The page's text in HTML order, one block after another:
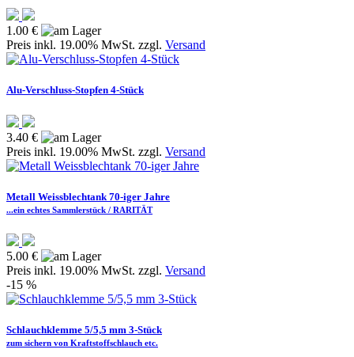
1.00 €
Preis inkl. 19.00% MwSt. zzgl. Versand
Alu-Verschluss-Stopfen 4-Stück
3.40 €
Preis inkl. 19.00% MwSt. zzgl. Versand
Metall Weissblechtank 70-iger Jahre
...ein echtes Sammlerstück / RARITÄT
5.00 €
Preis inkl. 19.00% MwSt. zzgl. Versand
-15 %
Schlauchklemme 5/5,5 mm 3-Stück
zum sichern von Kraftstoffschlauch etc.